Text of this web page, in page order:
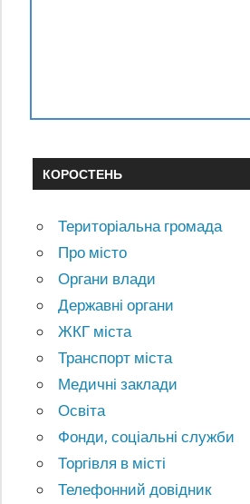
КОРОСТЕНЬ
Територіальна громада
Про місто
Органи влади
Державні органи
ЖКГ міста
Транспорт міста
Медичні заклади
Освіта
Фонди, соціальні служби
Торгівля в місті
Телефонний довідник